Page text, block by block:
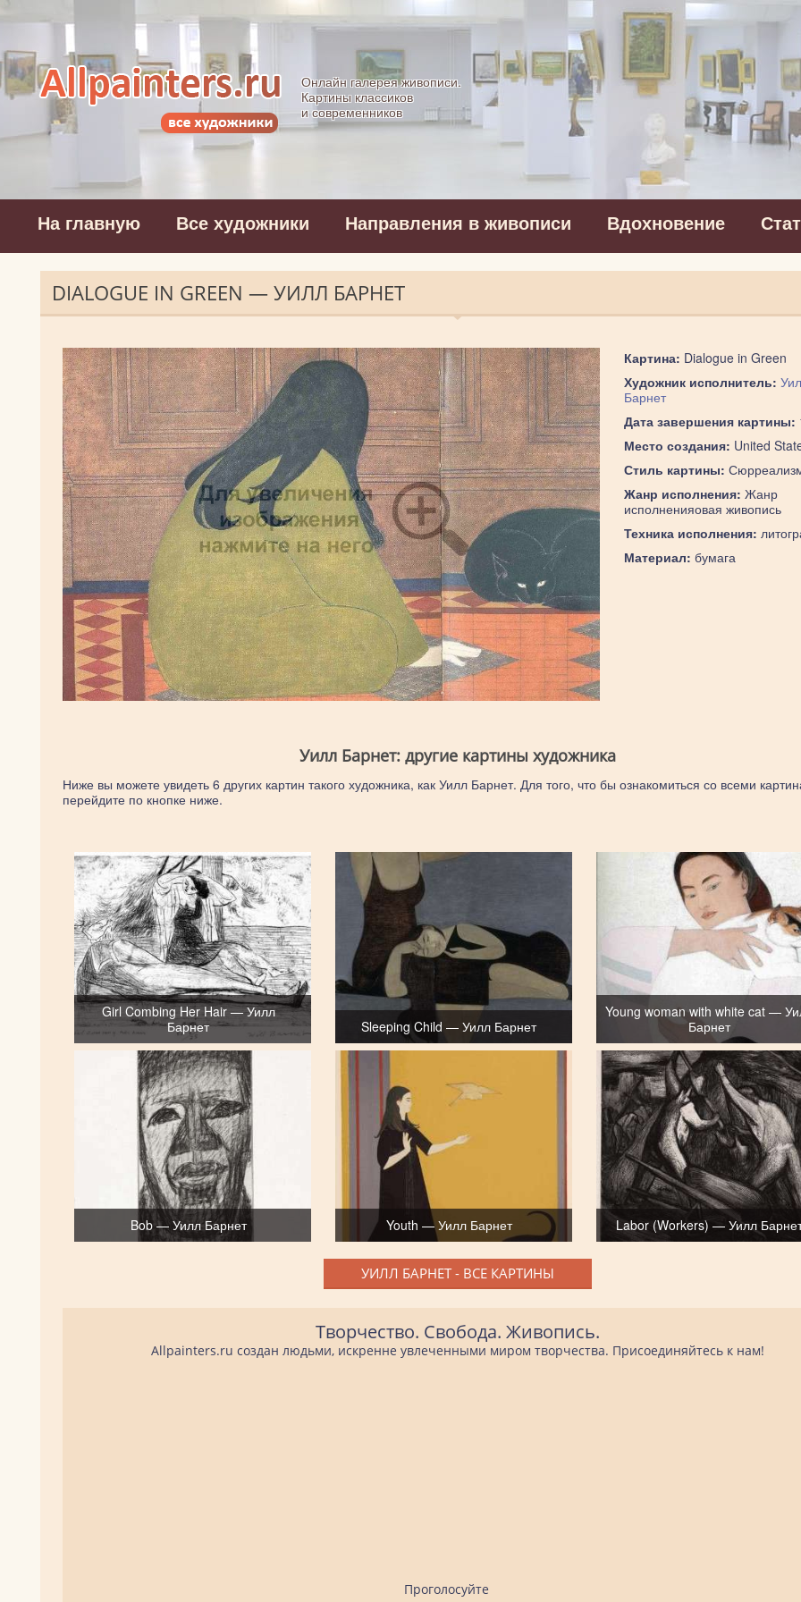
Allpainters.ru - картинная галерея
Онлайн галерея живописи.
Картины классиков
и современников
На главную Все художники Направления в живописи Вдохновение
DIALOGUE IN GREEN — УИЛЛ БАРНЕТ
Картина: Dialogue in Green
Художник исполнитель:
Барнет
Дата завершения картины:
Место создания: United
Стиль картины:
Жанр исполнения: Жанр
исполненияовая живопись
Техника исполнения:
Материал: бумага
Уилл Барнет: другие картины художника
Ниже вы можете увидеть 6 других картин такого художника, как Уилл Барнет. Для того, что бы ознакомиться со всеми
перейдите по кнопке ниже.
Girl Combing Her Hair — Уилл
Барнет
Sleeping Child — Уилл Барнет
Young woman with white cat —
Барнет
Bob — Уилл Барнет Youth — Уилл Барнет Labor (Workers) — Уилл
УИЛЛ БАРНЕТ - ВСЕ КАРТИНЫ
Творчество. Свобода. Живопись.
Allpainters.ru создан людьми, искренне увлеченными миром творчества. Присоединяйтесь к нам!
Проголосуйте